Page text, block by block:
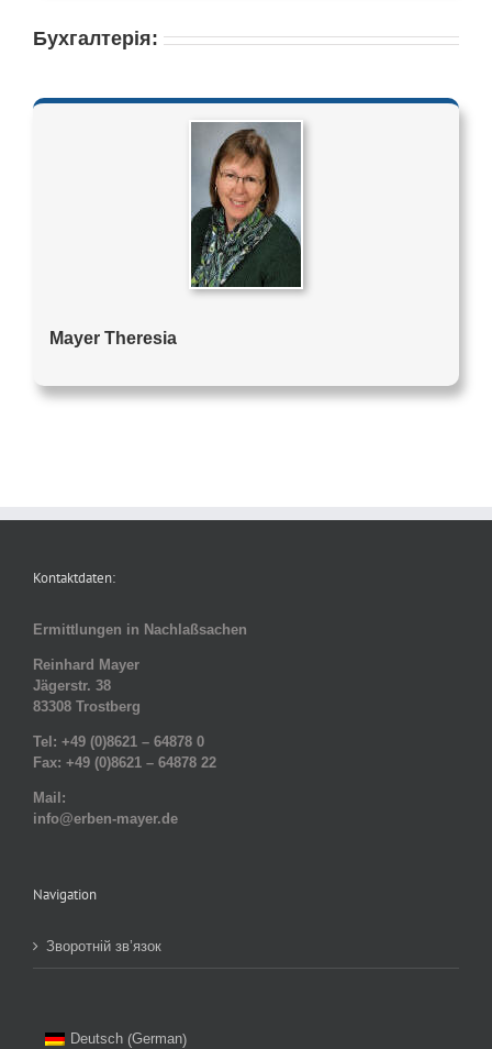
Бухгалтерія:
Mayer Theresia
Kontaktdaten:
Ermittlungen in Nachlaßsachen
Reinhard Mayer
Jägerstr. 38
83308 Trostberg
Tel: +49 (0)8621 – 64878 0
Fax: +49 (0)8621 – 64878 22
Mail:
info@erben-mayer.de
Navigation
Зворотній зв’язок
Deutsch (German)